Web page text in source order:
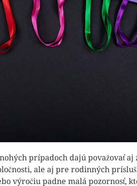
prípadoch dajú považovať
ale aj pre rodinných
výročiu padne malá pozornosť,